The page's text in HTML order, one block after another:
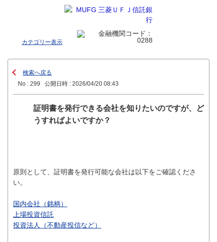
カテゴリー表示
検索へ戻る
No : 299
公開日時 : 2026/04/20 08:43
証明書を発行できる会社を知りたいのですが、ど
うすればよいですか？
原則として、証明書を発行可能な会社は以下をご確認くださ
い。
国内会社（銘柄）
上場投資信託
投資法人（不動産投信など）